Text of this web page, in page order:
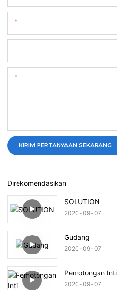
KIRIM PERTANYAAN SEKARANG
Direkomendasikan
SOLUTION
2020 09 07
Gudang
2020 09 07
Pemotongan Inti
2020 09 07